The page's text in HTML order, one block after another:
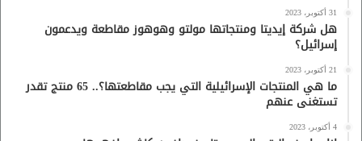
31 أكتوبر، 2023
هل شركة إيديتا ومنتجاتها مولتو وهوهوز مقاطعة ويدعمون
إسرائيل؟
21 أكتوبر، 2023
ما هي المنتجات الإسرائيلية التي يجب مقاطعتها؟.. 65 منتج تقدر
تستغنى عنهم
4 أكتوبر، 2023